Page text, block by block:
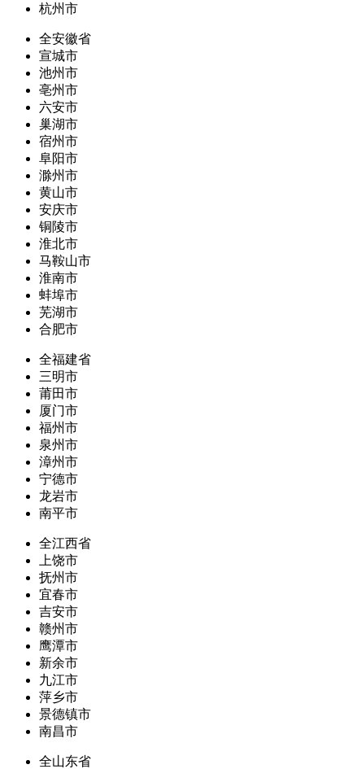
杭州市
全安徽省
宣城市
池州市
亳州市
六安市
巢湖市
宿州市
阜阳市
滁州市
黄山市
安庆市
铜陵市
淮北市
马鞍山市
淮南市
蚌埠市
芜湖市
合肥市
全福建省
三明市
莆田市
厦门市
福州市
泉州市
漳州市
宁德市
龙岩市
南平市
全江西省
上饶市
抚州市
宜春市
吉安市
赣州市
鹰潭市
新余市
九江市
萍乡市
景德镇市
南昌市
全山东省